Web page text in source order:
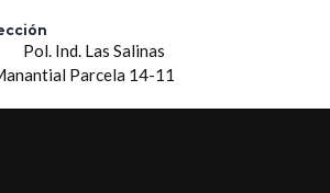
Pol. Ind. Las Salinas
Parcela 14-11